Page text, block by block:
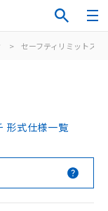
> セーフティリミットスイ
形式仕様一覧